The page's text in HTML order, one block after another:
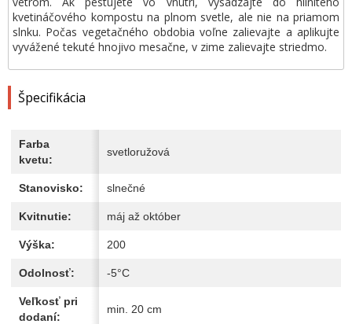
kvetináčového kompostu na plnom svetle, ale nie na priamom
slnku. Počas vegetačného obdobia voľne zalievajte a aplikujte
vyvážené tekuté hnojivo mesačne, v zime zalievajte striedmo.
Špecifikácia
Farba
kvetu:
svetloružová
Stanovisko: slnečné
Kvitnutie: máj až október
Výška: 200
Odolnosť: -5°C
Veľkosť pri
dodaní:
min. 20 cm